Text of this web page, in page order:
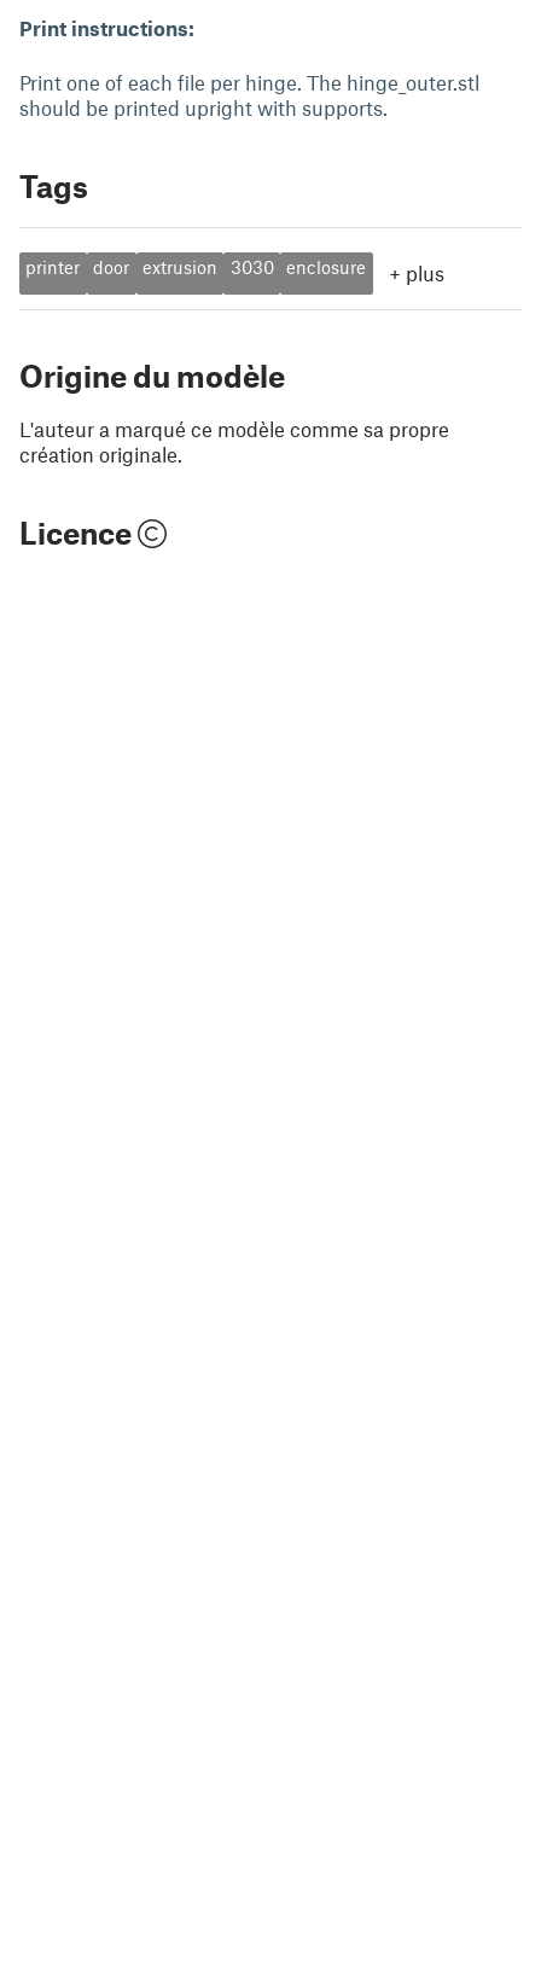
Print instructions:
Print one of each file per hinge. The hinge_outer.stl
should be printed upright with supports.
Tags
printer door extrusion 3030 enclosure + plus
Origine du modèle
L'auteur a marqué ce modèle comme sa propre
création originale.
Licence